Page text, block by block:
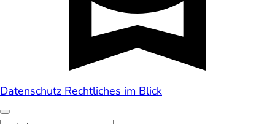
Datenschutz Rechtliches im Blick